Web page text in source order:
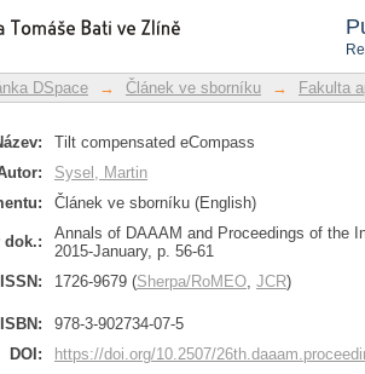
eCompass
Manakin
DSpace → Článek ve sborníku → Fakulta
Tilt compensated eCompass
Sysel, Martin
Článek ve sborníku (English)
dok.:
Annals of DAAAM and Proceedings of the
2015-January, p. 56-61
ISSN:
1726-9679 (Sherpa/RoMEO, JCR)
ISBN:
978-3-902734-07-5
DOI:
https://doi.org/10.2507/